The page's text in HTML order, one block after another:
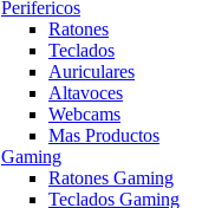
Perifericos
Ratones
Teclados
Auriculares
Altavoces
Webcams
Mas Productos
Gaming
Ratones Gaming
Teclados Gaming